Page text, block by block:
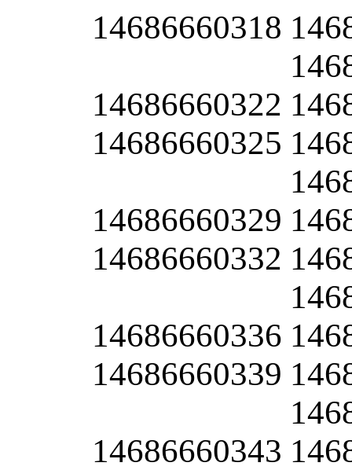
14686660318
14686660322
14686660325
14686660329
14686660332
14686660336
14686660339
14686660343